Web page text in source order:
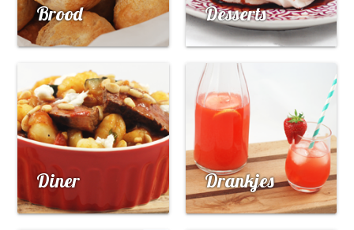
Brood Desserts
Diner Drankjes